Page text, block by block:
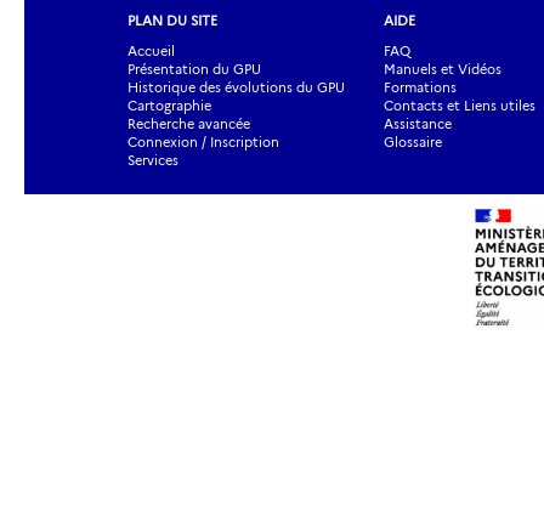
PLAN DU SITE
Accueil
Présentation du GPU
Historique des évolutions du GPU
Cartographie
Recherche avancée
Connexion / Inscription
Services
AIDE
FAQ
Manuels et Vidéos
Formations
Contacts et Liens utiles
Assistance
Glossaire